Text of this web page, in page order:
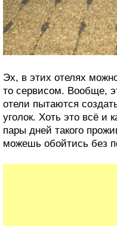
Эх, в этих отелях
то сервисом. Вообще,
отели пытаются
уголок. Хоть это всё и
пары дней такого
можешь обойтись без